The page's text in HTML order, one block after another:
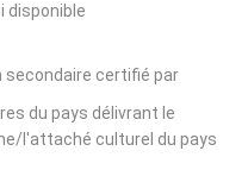
disponible
secondaire certifié par
du pays délivrant le
l'attaché culturel du pays